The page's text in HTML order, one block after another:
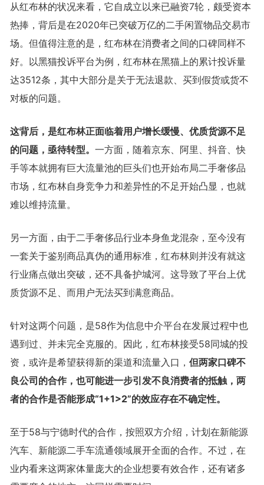
从红布林的状况来看，它自成立以来已融资7轮，颇受资本
热捧，背后是在2020年已突破万亿的二手闲置物品交易市
场。但值得注意的是，红布林在消费者之间的口碑同样不
好。以黑猫投诉平台为例，红布林在黑猫上的累计投诉量
达3512条，其中大部分是关于无法退款、买到假货或货不
对板的问题。
这背后，是红布林正面临着用户增长缓慢、优质货源不足
的问题，亟待转型。 一方面，随着京东、阿里、抖音、快
手等本就拥有巨大流量池的巨头们也开始布局二手奢侈品
市场，红布林自身竞争力和差异性的不足开始凸显，也就
难以维持流量。
另一方面，由于二手奢侈品行业本身鱼龙混杂，至今没有
一套关于鉴别商品真伪的通用标准，红布林则并没有就这
行业痛点做出突破，还不具备护城河。这导致了平台上优
质货源不足、而用户无法买到满意商品。
针对这两个问题，是58作为信息中介平台在发展过程中也
遇到过、并未完全克服的。因此，红布林接受58同城的投
资，或许是希望获得新的渠道和流量入口， 但两家口碑不
良公司的合作，也可能进一步引发不良消费者的抵触，两
者的合作是否能形成“1+1>2”的效应存在不确定性。
至于58与宁德时代的合作，按照双方介绍，计划在新能源
汽车、新能源二手车流通领域展开全面的合作。不过，在
业内看来这两家体量庞大的企业想要有效合作，还有诸多